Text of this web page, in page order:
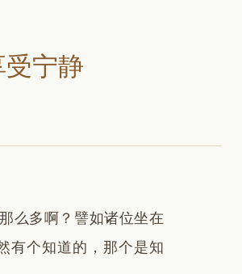
宁静
么多啊？譬如诸位坐在
有个知道的，那个是知